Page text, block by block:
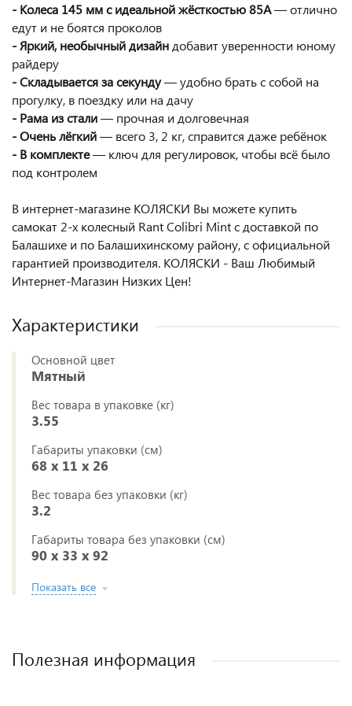
- Колеса 145 мм с идеальной жёсткостью 85А— отлично
едут и не боятся проколов
- Яркий, необычный дизайн добавит уверенности юному
райдеру
- Складывается за секунду— удобно брать с собой на
прогулку, в поездку или на дачу
- Рама из стали— прочная и долговечная
- Очень лёгкий— всего 3, 2 кг, справится даже ребёнок
- В комплекте— ключ для регулировок, чтобы всё было
под контролем
В интернет-магазине КОЛЯСКИ Вы можете купить
самокат 2-х колесный Rant Colibri Mint с доставкой по
Балашихе и по Балашихинскому району, с официальной
гарантией производителя. КОЛЯСКИ - Ваш Любимый
Интернет-Магазин Низких Цен!
Характеристики
Основной цвет
Мятный
Вес товара в упаковке (кг)
3.55
Габариты упаковки (см)
68 х 11 х 26
Вес товара без упаковки (кг)
3.2
Габариты товара без упаковки (см)
90 х 33 х 92
Показать все
Полезная информация